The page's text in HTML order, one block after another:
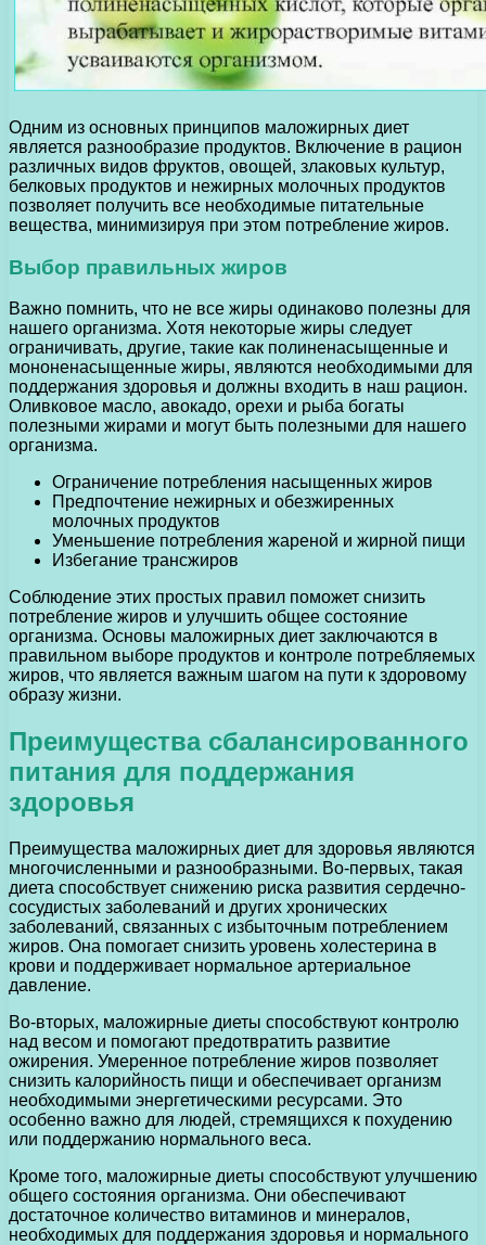
Одним из основных принципов маложирных диет
является разнообразие продуктов. Включение в рацион
различных видов фруктов, овощей, злаковых культур,
белковых продуктов и нежирных молочных продуктов
позволяет получить все необходимые питательные
вещества, минимизируя при этом потребление жиров.
Выбор правильных жиров
Важно помнить, что не все жиры одинаково полезны для
нашего организма. Хотя некоторые жиры следует
ограничивать, другие, такие как полиненасыщенные и
мононенасыщенные жиры, являются необходимыми для
поддержания здоровья и должны входить в наш рацион.
Оливковое масло, авокадо, орехи и рыба богаты
полезными жирами и могут быть полезными для нашего
организма.
Ограничение потребления насыщенных жиров
Предпочтение нежирных и обезжиренных
молочных продуктов
Уменьшение потребления жареной и жирной пищи
Избегание трансжиров
Соблюдение этих простых правил поможет снизить
потребление жиров и улучшить общее состояние
организма. Основы маложирных диет заключаются в
правильном выборе продуктов и контроле потребляемых
жиров, что является важным шагом на пути к здоровому
образу жизни.
Преимущества сбалансированного
питания для поддержания
здоровья
Преимущества маложирных диет для здоровья являются
многочисленными и разнообразными. Во-первых, такая
диета способствует снижению риска развития сердечно-
сосудистых заболеваний и других хронических
заболеваний, связанных с избыточным потреблением
жиров. Она помогает снизить уровень холестерина в
крови и поддерживает нормальное артериальное
давление.
Во-вторых, маложирные диеты способствуют контролю
над весом и помогают предотвратить развитие
ожирения. Умеренное потребление жиров позволяет
снизить калорийность пищи и обеспечивает организм
необходимыми энергетическими ресурсами. Это
особенно важно для людей, стремящихся к похудению
или поддержанию нормального веса.
Кроме того, маложирные диеты способствуют улучшению
общего состояния организма. Они обеспечивают
достаточное количество витаминов и минералов,
необходимых для поддержания здоровья и нормального